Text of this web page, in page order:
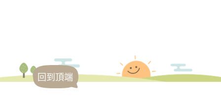
回到頂端